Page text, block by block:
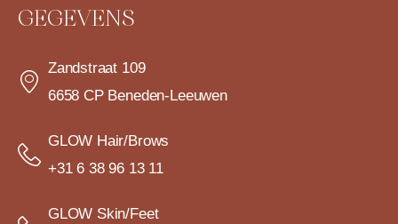
GEGEVENS
Zandstraat 109
6658 CP Beneden-Leeuwen
GLOW Hair/Brows
+31 6 38 96 13 11
GLOW Skin/Feet